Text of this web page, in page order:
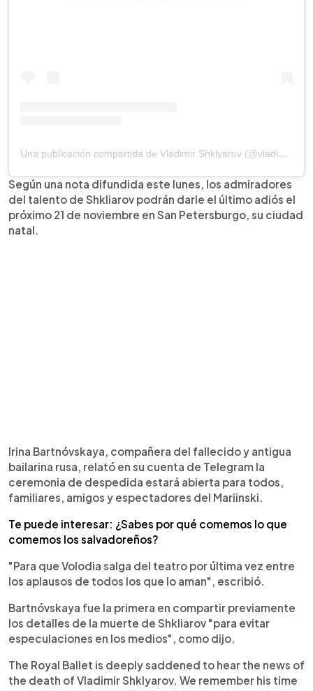
Una publicación compartida de Vladimir Shklyarov (@vladimir_shklyarov)
Según una nota difundida este lunes, los admiradores
del talento de Shkliarov podrán darle el último adiós el
próximo 21 de noviembre en San Petersburgo, su ciudad
natal.
Irina Bartnóvskaya, compañera del fallecido y antigua
bailarina rusa, relató en su cuenta de Telegram la
ceremonia de despedida estará abierta para todos,
familiares, amigos y espectadores del Mariinski.
Te puede interesar: ¿Sabes por qué comemos lo que
comemos los salvadoreños?
"Para que Volodia salga del teatro por última vez entre
los aplausos de todos los que lo aman", escribió.
Bartnóvskaya fue la primera en compartir previamente
los detalles de la muerte de Shkliarov "para evitar
especulaciones en los medios", como dijo.
The Royal Ballet is deeply saddened to hear the news of
the death of Vladimir Shklyarov. We remember his time